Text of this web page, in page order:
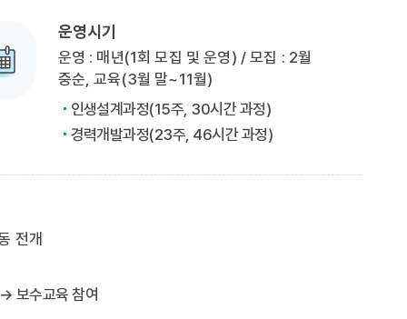
운영시기
운영 : 매년(1회 모집 및 운영) / 모집 : 2월
중순, 교육(3월 말~11월)
인생설계과정(15주, 30시간 과정)
경력개발과정(23주, 46시간 과정)
전개
보수교육 참여